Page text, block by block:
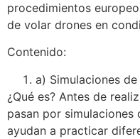
procedimientos
de volar drones en
Contenido:
a) Simulaciones de
¿Qué es? Antes de
pasan por simulaciones
ayudan a practicar